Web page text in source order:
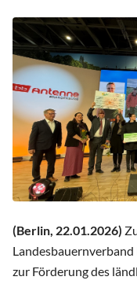
(Berlin, 22.01.2026)
zur Förderung des